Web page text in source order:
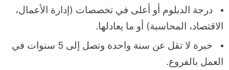
درجة الدبلوم أو أعلى في تخصصات (إدارة الأعمال،
الاقتصاد، المحاسبة) أو ما يعادلها.
خبرة لا تقل عن سنة واحدة وتصل إلى 5 سنوات في
العمل بالفروع.